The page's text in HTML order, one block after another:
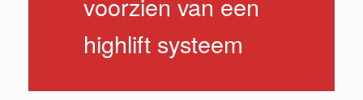
highlift systeem